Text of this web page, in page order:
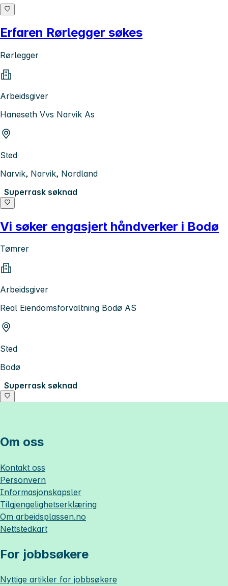
Erfaren Rørlegger søkes
Rørlegger
Arbeidsgiver
Haneseth Vvs Narvik As
Sted
Narvik, Narvik, Nordland
Superrask søknad
Vi søker engasjert håndverker i Bodø
Tømrer
Arbeidsgiver
Real Eiendomsforvaltning Bodø AS
Sted
Bodø
Superrask søknad
Om oss
Kontakt oss
Personvern
Informasjonskapsler
Tilgjengelighetserklæring
Om arbeidsplassen.no
Nettstedkart
For jobbsøkere
Nyttige artikler for jobbsøkere